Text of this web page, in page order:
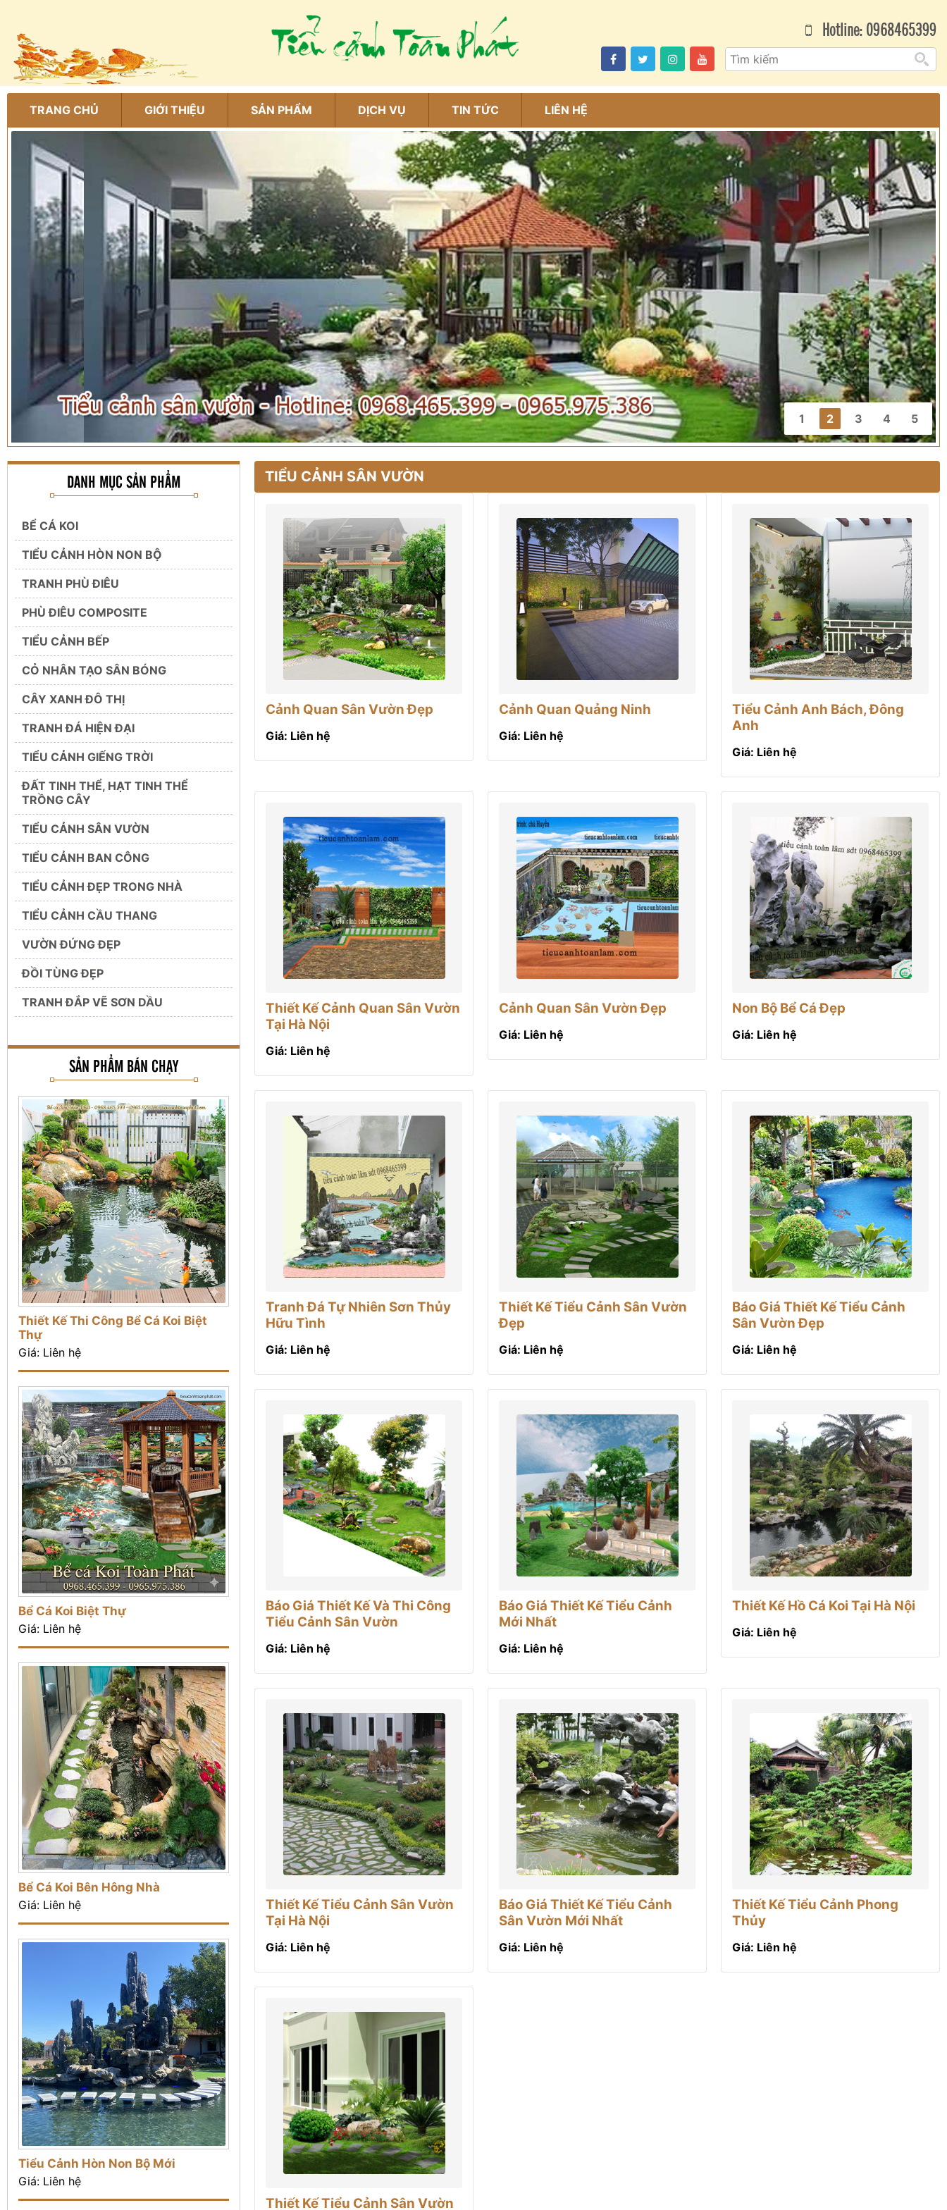
Hotline: 0968465399
TRANG CHỦ GIỚI THIỆU SẢN PHẨM DỊCH VỤ TIN TỨC LIÊN HỆ
1 2 3 4 5
TIỂU CẢNH SÂN VƯỜN
Cảnh Quan Sân Vườn Đẹp
Giá: Liên hệ
Cảnh Quan Quảng Ninh
Giá: Liên hệ
Tiểu Cảnh Anh Bách, Đông
Anh
Giá: Liên hệ
Thiết Kế Cảnh Quan Sân Vườn
Tại Hà Nội
Giá: Liên hệ
Cảnh Quan Sân Vườn Đẹp
Giá: Liên hệ
Non Bộ Bể Cá Đẹp
Giá: Liên hệ
Tranh Đá Tự Nhiên Sơn Thủy
Hữu Tình
Giá: Liên hệ
Thiết Kế Tiểu Cảnh Sân Vườn
Đẹp
Giá: Liên hệ
Báo Giá Thiết Kế Tiểu Cảnh
Sân Vườn Đẹp
Giá: Liên hệ
Báo Giá Thiết Kế Và Thi Công
Tiểu Cảnh Sân Vườn
Giá: Liên hệ
Báo Giá Thiết Kế Tiểu Cảnh
Mới Nhất
Giá: Liên hệ
Thiết Kế Hồ Cá Koi Tại Hà Nội
Giá: Liên hệ
Thiết Kế Tiểu Cảnh Sân Vườn
Tại Hà Nội
Giá: Liên hệ
Báo Giá Thiết Kế Tiểu Cảnh
Sân Vườn Mới Nhất
Giá: Liên hệ
Thiết Kế Tiểu Cảnh Phong
Thủy
Giá: Liên hệ
Thiết Kế Tiểu Cảnh Sân Vườn
DANH MỤC SẢN PHẨM
BỂ CÁ KOI
TIỂU CẢNH HÒN NON BỘ
TRANH PHÙ ĐIÊU
PHÙ ĐIÊU COMPOSITE
TIỂU CẢNH BẾP
CỎ NHÂN TẠO SÂN BÓNG
CÂY XANH ĐÔ THỊ
TRANH ĐÁ HIỆN ĐẠI
TIỂU CẢNH GIẾNG TRỜI
ĐẤT TINH THỂ, HẠT TINH THỂ
TRỒNG CÂY
TIỂU CẢNH SÂN VƯỜN
TIỂU CẢNH BAN CÔNG
TIỂU CẢNH ĐẸP TRONG NHÀ
TIỂU CẢNH CẦU THANG
VƯỜN ĐỨNG ĐẸP
ĐỒI TÙNG ĐẸP
TRANH ĐẮP VẼ SƠN DẦU
SẢN PHẨM BÁN CHẠY
Thiết Kế Thi Công Bể Cá Koi Biệt
Thự
Giá: Liên hệ
Bể Cá Koi Biệt Thự
Giá: Liên hệ
Bể Cá Koi Bên Hông Nhà
Giá: Liên hệ
Tiểu Cảnh Hòn Non Bộ Mới
Giá: Liên hệ